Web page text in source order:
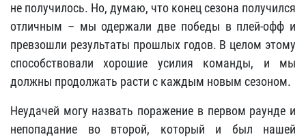
не получилось. Но, думаю, что конец сезона получился
отличным – мы одержали две победы в плей-офф и
превзошли результаты прошлых годов. В целом этому
способствовали хорошие усилия команды, и мы
должны продолжать расти с каждым новым сезоном.
Неудачей могу назвать поражение в первом раунде и
непопадание во второй, который и был нашей